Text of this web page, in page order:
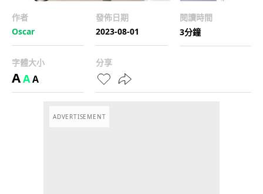
作者
Oscar
發佈日期
2023-08-01
閱讀時間
3分鐘
字體大小
AAA
分享
ADVERTISEMENT